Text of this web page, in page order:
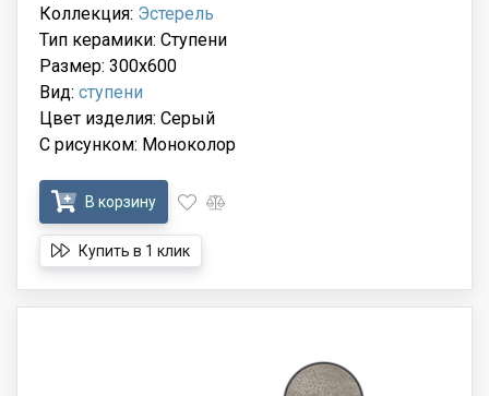
Коллекция: Эстерель
Тип керамики: Ступени
Размер: 300x600
Вид: ступени
Цвет изделия: Серый
С рисунком: Моноколор
В корзину
Купить в 1 клик